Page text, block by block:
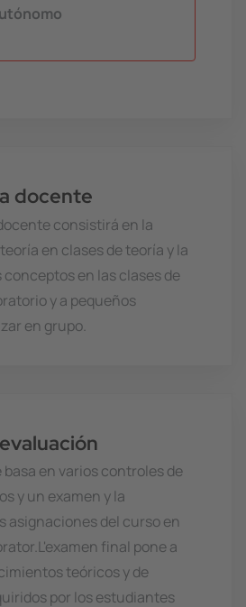
docente
consistirá en la
en clases de teoría y la
en las clases de
y a pequeños
en grupo.
basa en varios controles de
y un examen y la
asignaciones del curso en
final pone a
teóricos y de
por los estudiantes